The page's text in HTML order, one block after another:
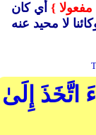
} أي كان
اتَّخَذَ إِلَىٰ